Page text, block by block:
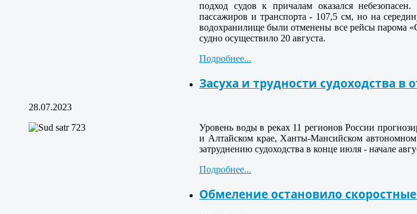
подход судов к причалам оказался
пассажиров и транспорта - 107,5 см, но на
водохранилище были отменены все рейсы парома
судно осуществило 20 августа.
Подробнее...
Засуха и трудности судоходства в
28.07.2023
Уровень воды в реках 11 регионов России
и Алтайском крае, Ханты-Мансийском
затруднению судоходства в конце июля - начале
Подробнее...
Обмеление остановило